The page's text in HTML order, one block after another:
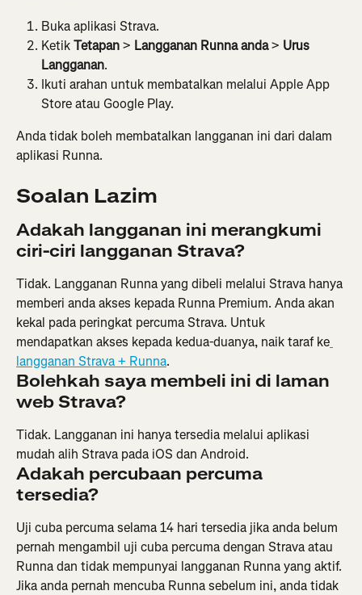
Buka aplikasi Strava.
Ketik Tetapan > Langganan Runna anda > Urus
Langganan.
Ikuti arahan untuk membatalkan melalui Apple App
Store atau Google Play.
Anda tidak boleh membatalkan langganan ini dari dalam
aplikasi Runna.
Soalan Lazim
Adakah langganan ini merangkumi
ciri-ciri langganan Strava?
Tidak. Langganan Runna yang dibeli melalui Strava hanya
memberi anda akses kepada Runna Premium. Anda akan
kekal pada peringkat percuma Strava. Untuk
mendapatkan akses kepada kedua-duanya, naik taraf ke
langganan Strava + Runna.
Bolehkah saya membeli ini di laman
web Strava?
Tidak. Langganan ini hanya tersedia melalui aplikasi
mudah alih Strava pada iOS dan Android.
Adakah percubaan percuma
tersedia?
Uji cuba percuma selama 14 hari tersedia jika anda belum
pernah mengambil uji cuba percuma dengan Strava atau
Runna dan tidak mempunyai langganan Runna yang aktif.
Jika anda pernah mencuba Runna sebelum ini, anda tidak